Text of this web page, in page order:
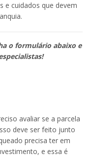
e cuidados que devem
o formulário abaixo e
avaliar se a parcela
deve ser feito junto
precisa ter em
e essa é